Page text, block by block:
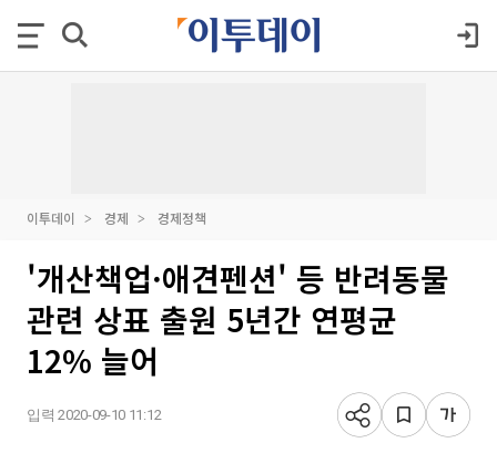
이투데이 경제 경제정책
'개산책업·애견펜션' 등 반려동물
관련 상표 출원 5년간 연평균
12% 늘어
입력 2020-09-10 11:12